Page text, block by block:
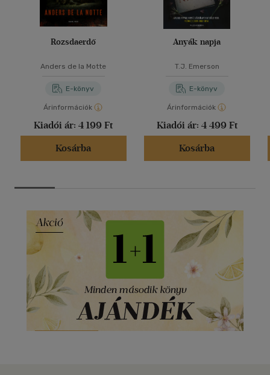
Rozsdaerdő
Anders de la Motte
E-könyv
Árinformációk
Kiadói ár: 4 199 Ft
Kosárba
Anyák napja
T.J. Emerson
E-könyv
Árinformációk
Kiadói ár: 4 499 Ft
Kosárba